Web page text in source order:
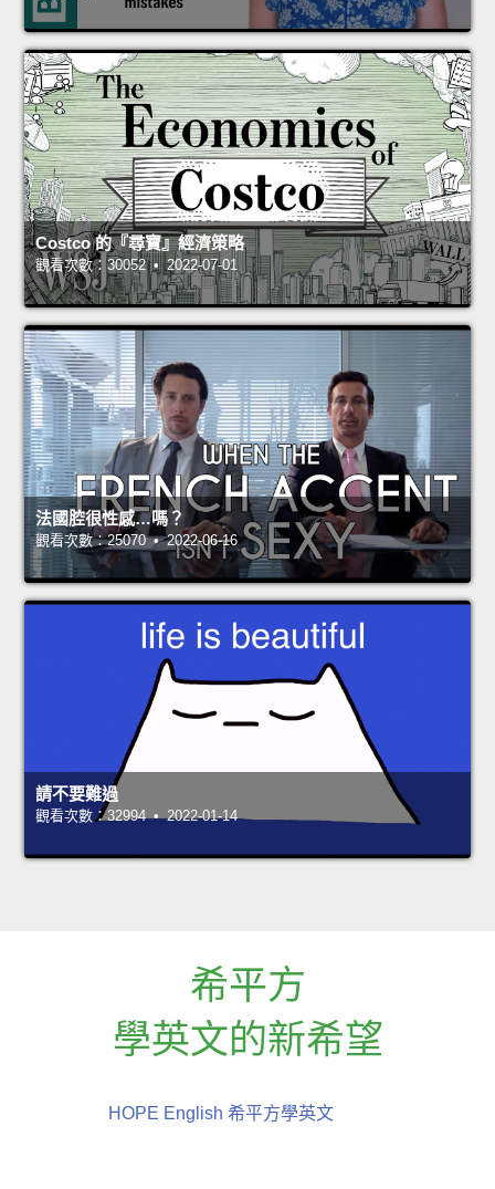
Costco 的『尋寶』經濟策略
觀看次數：30052 • 2022-07-01
法國腔很性感…嗎？
觀看次數：25070 • 2022-06-16
請不要難過
觀看次數：32994 • 2022-01-14
希平方
學英文的新希望
HOPE English 希平方學英文